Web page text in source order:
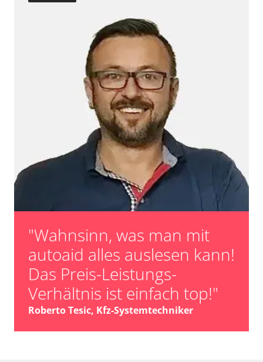
"Wahnsinn, was man mit
autoaid alles auslesen kann!
Das Preis-Leistungs-
Verhältnis ist einfach top!"
Roberto Tesic, Kfz-Systemtechniker